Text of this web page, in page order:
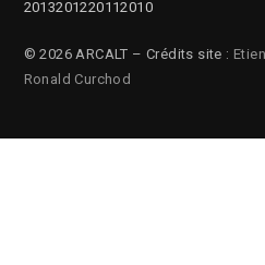
2013201220112010
© 2026 ARCALT – Crédits site :
Ronald Curchod